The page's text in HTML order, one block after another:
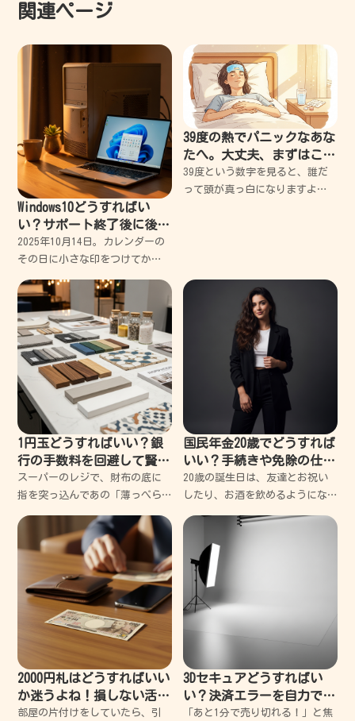
関連ページ
Windows10どうすればい
い？サポート終了後に後悔
しないための対策法
2025年10月14日。カレンダーの
その日に小さな印をつけてか
時間が増えました。 長年連れ添
った仕事道具には、どうしても
愛着が湧くものです。キーボー
ドの隙間に詰まっ
39度の熱でパニックなあな
たへ。大丈夫、まずはこれ
を読んで。失敗から学んだ
安心の対処法
39度という数字を見ると、誰だ
って頭が真っ白になりますよ
1円玉どうすればいい？銀
行の手数料を回避して賢く
使い切るコツ
スーパーのレジで、財布の底に
指を突っ込んであの「薄っぺら
えめに言っても苦痛だ。 後ろに
並ぶおじさんの舌打ちが聞こえ
てくるような気がして、結局諦
めて千円札を出してしまう
国民年金20歳でどうすれば
いい？手続きや免除の仕組
みを優しく教えるね
20歳の誕生日は、友達とお祝い
したり、お酒を飲めるようにな
った気分でワクワクするよね。
でも、そんな楽しい気分のとこ
ろに、日本年金機構から「国民
年金」と書かれた青い封筒やハ
ガ
2000円札はどうすればいい
か迷うよね！損しない活用
法を失敗談から紹介
部屋の片付けをしていたら、引
3Dセキュアどうすればい
い？決済エラーを自力で突
破する超簡単解決ガイド
「あと1分で売り切れる！」と焦